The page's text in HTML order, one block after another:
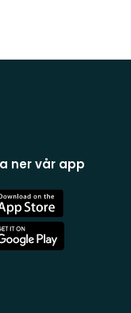
ner vår app